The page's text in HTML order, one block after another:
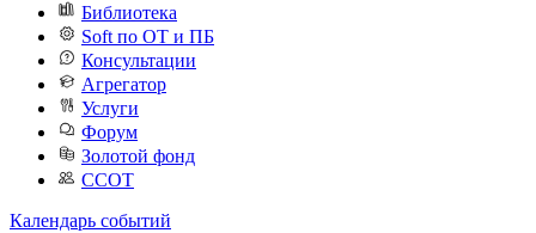
Библиотека
Soft по ОТ и ПБ
Консультации
Агрегатор
Услуги
Форум
Золотой фонд
ССОТ
Календарь событий